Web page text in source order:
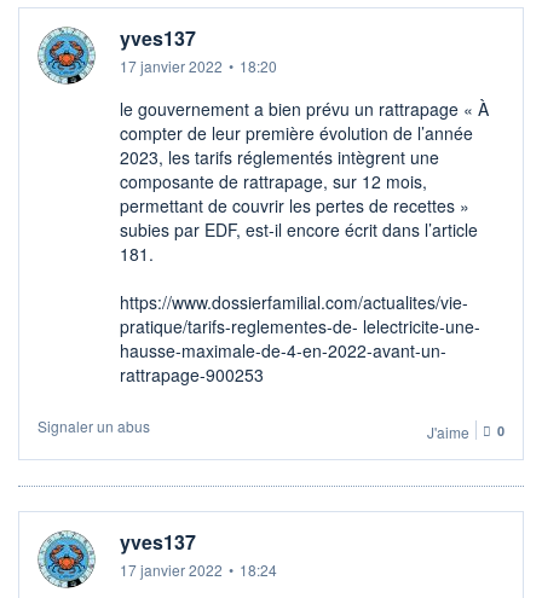
yves137
17 janvier 2022 • 18:20
le gouvernement a bien prévu un rattrapage « À
compter de leur première évolution de l’année
2023, les tarifs réglementés intègrent une
composante de rattrapage, sur 12 mois,
permettant de couvrir les pertes de recettes »
subies par EDF, est-il encore écrit dans l’article
181.
https://www.dossierfamilial.com/actualites/vie-
pratique/tarifs-reglementes-de- lelectricite-une-
hausse-maximale-de-4-en-2022-avant-un-
rattrapage-900253
Signaler un abus J'aime 0
yves137
17 janvier 2022 • 18:24